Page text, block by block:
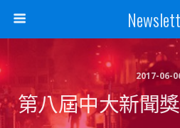
2017-06-
第八屆中大新聞